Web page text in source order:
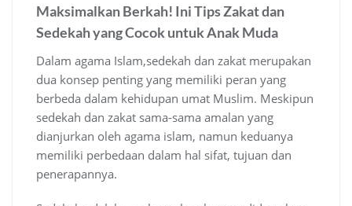
Maksimalkan Berkah! Ini Tips Zakat dan
Sedekah yang Cocok untuk Anak Muda
Dalam agama Islam,sedekah dan zakat merupakan
dua konsep penting yang memiliki peran yang
berbeda dalam kehidupan umat Muslim. Meskipun
sedekah dan zakat sama-sama amalan yang
dianjurkan oleh agama islam, namun keduanya
memiliki perbedaan dalam hal sifat, tujuan dan
penerapannya.